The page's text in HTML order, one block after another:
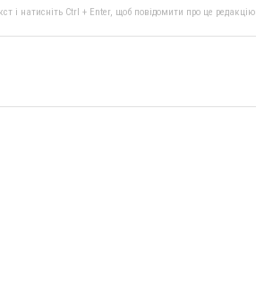
і натисніть Ctrl + Enter, щоб повідомити про це редакцію